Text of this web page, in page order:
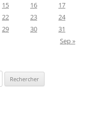
15 16
17
22 23
24
29 30
31
Sep »